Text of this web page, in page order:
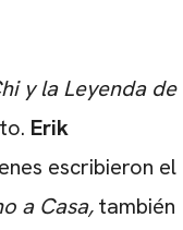
y la Leyenda de
Erik
escribieron el
a Casa,también